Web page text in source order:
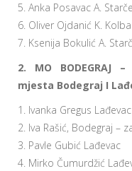
5. Anka Posavac A.
6. Oliver Ojdanić K. Kolba
7. Ksenija Bokulić A.
2. MO BODEGRAJ
mjesta Bodegraj I
1. Ivanka Gregus
2. Iva Rašić, Bodegraj –
3. Pavle Gubić Lađevac
4. Mirko Čumurdžić